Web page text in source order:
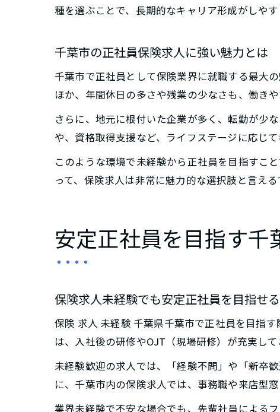
種を選ぶことで、長期的なキャリア形成がしやす
千葉市の正社員保険求人に強い魅力とは
千葉市で正社員として保険業界に就職する最大
ほか、年間休日の多さや残業の少なさも、働きや
さらに、地元に根付いた企業が多く、転勤が少
や、資格取得支援など、ライフステージに応じ
このような環境で未経験から正社員を目指すこ
って、保険求人は非常に魅力的な選択肢と言える
安定正社員を目指す千
保険求人未経験でも安定正社員を目指せ
保険 求人 未経験 千葉県千葉市で正社員を目指
は、入社後の研修やOJT（現場研修）が充実し
未経験歓迎の求人では、「経験不問」や「新卒
に、千葉市内の保険求人では、事務職や来店型
業界未経験で不安な場合でも、先輩社員による